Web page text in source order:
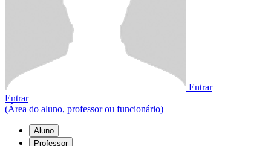
Entrar
Entrar
(Área do aluno, professor ou funcionário)
Aluno
Professor